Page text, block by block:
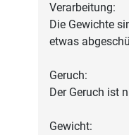
Verarbeitung:
Die Gewichte
etwas
Geruch:
Der Geruch ist
Gewicht: